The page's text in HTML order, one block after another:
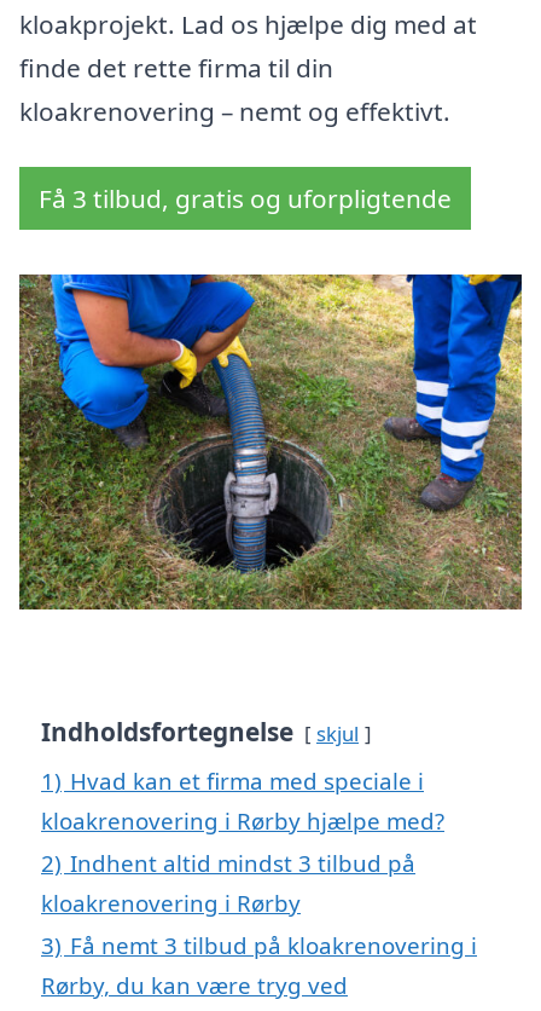
kloakprojekt. Lad os hjælpe dig med at
finde det rette firma til din
kloakrenovering – nemt og effektivt.
Få 3 tilbud, gratis og uforpligtende
Indholdsfortegnelse skjul
1) Hvad kan et firma med speciale i
kloakrenovering i Rørby hjælpe med?
2) Indhent altid mindst 3 tilbud på
kloakrenovering i Rørby
3) Få nemt 3 tilbud på kloakrenovering i
Rørby, du kan være tryg ved